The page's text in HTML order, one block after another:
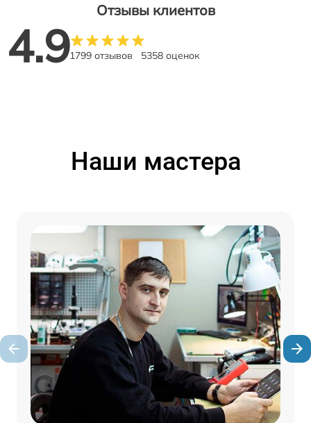
Отзывы клиентов
4.91799 отзывов 5358 оценок
Наши мастера